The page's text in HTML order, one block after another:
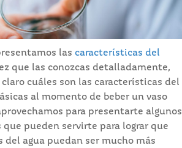
las características del
que las conozcas detalladamente,
cuáles son las características del
al momento de beber un vaso
para presentarte algunos
pueden servirte para lograr que
del agua puedan ser mucho más